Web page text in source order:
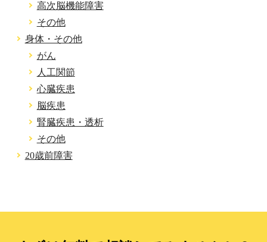
高次脳機能障害
その他
身体・その他
がん
人工関節
心臓疾患
脳疾患
腎臓疾患・透析
その他
20歳前障害